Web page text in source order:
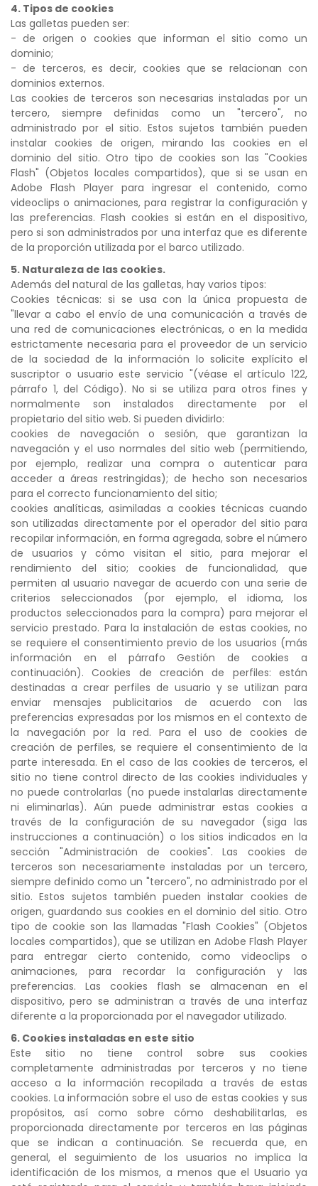
4. Tipos de cookies
Las galletas pueden ser:
- de origen o cookies que informan el sitio como un
dominio;
- de terceros, es decir, cookies que se relacionan con
dominios externos.
Las cookies de terceros son necesarias instaladas por un
tercero, siempre definidas como un "tercero", no
administrado por el sitio. Estos sujetos también pueden
instalar cookies de origen, mirando las cookies en el
dominio del sitio. Otro tipo de cookies son las "Cookies
Flash" (Objetos locales compartidos), que si se usan en
Adobe Flash Player para ingresar el contenido, como
videoclips o animaciones, para registrar la configuración y
las preferencias. Flash cookies si están en el dispositivo,
pero si son administrados por una interfaz que es diferente
de la proporción utilizada por el barco utilizado.
5. Naturaleza de las cookies.
Además del natural de las galletas, hay varios tipos:
Cookies técnicas: si se usa con la única propuesta de
"llevar a cabo el envío de una comunicación a través de
una red de comunicaciones electrónicas, o en la medida
estrictamente necesaria para el proveedor de un servicio
de la sociedad de la información lo solicite explícito el
suscriptor o usuario este servicio "(véase el artículo 122,
párrafo 1, del Código). No si se utiliza para otros fines y
normalmente son instalados directamente por el
propietario del sitio web. Si pueden dividirlo:
cookies de navegación o sesión, que garantizan la
navegación y el uso normales del sitio web (permitiendo,
por ejemplo, realizar una compra o autenticar para
acceder a áreas restringidas); de hecho son necesarios
para el correcto funcionamiento del sitio;
cookies analíticas, asimiladas a cookies técnicas cuando
son utilizadas directamente por el operador del sitio para
recopilar información, en forma agregada, sobre el número
de usuarios y cómo visitan el sitio, para mejorar el
rendimiento del sitio; cookies de funcionalidad, que
permiten al usuario navegar de acuerdo con una serie de
criterios seleccionados (por ejemplo, el idioma, los
productos seleccionados para la compra) para mejorar el
servicio prestado. Para la instalación de estas cookies, no
se requiere el consentimiento previo de los usuarios (más
información en el párrafo Gestión de cookies a
continuación). Cookies de creación de perfiles: están
destinadas a crear perfiles de usuario y se utilizan para
enviar mensajes publicitarios de acuerdo con las
preferencias expresadas por los mismos en el contexto de
la navegación por la red. Para el uso de cookies de
creación de perfiles, se requiere el consentimiento de la
parte interesada. En el caso de las cookies de terceros, el
sitio no tiene control directo de las cookies individuales y
no puede controlarlas (no puede instalarlas directamente
ni eliminarlas). Aún puede administrar estas cookies a
través de la configuración de su navegador (siga las
instrucciones a continuación) o los sitios indicados en la
sección "Administración de cookies". Las cookies de
terceros son necesariamente instaladas por un tercero,
siempre definido como un "tercero", no administrado por el
sitio. Estos sujetos también pueden instalar cookies de
origen, guardando sus cookies en el dominio del sitio. Otro
tipo de cookie son las llamadas "Flash Cookies" (Objetos
locales compartidos), que se utilizan en Adobe Flash Player
para entregar cierto contenido, como videoclips o
animaciones, para recordar la configuración y las
preferencias. Las cookies flash se almacenan en el
dispositivo, pero se administran a través de una interfaz
diferente a la proporcionada por el navegador utilizado.
6. Cookies instaladas en este sitio
Este sitio no tiene control sobre sus cookies
completamente administradas por terceros y no tiene
acceso a la información recopilada a través de estas
cookies. La información sobre el uso de estas cookies y sus
propósitos, así como sobre cómo deshabilitarlas, es
proporcionada directamente por terceros en las páginas
que se indican a continuación. Se recuerda que, en
general, el seguimiento de los usuarios no implica la
identificación de los mismos, a menos que el Usuario ya